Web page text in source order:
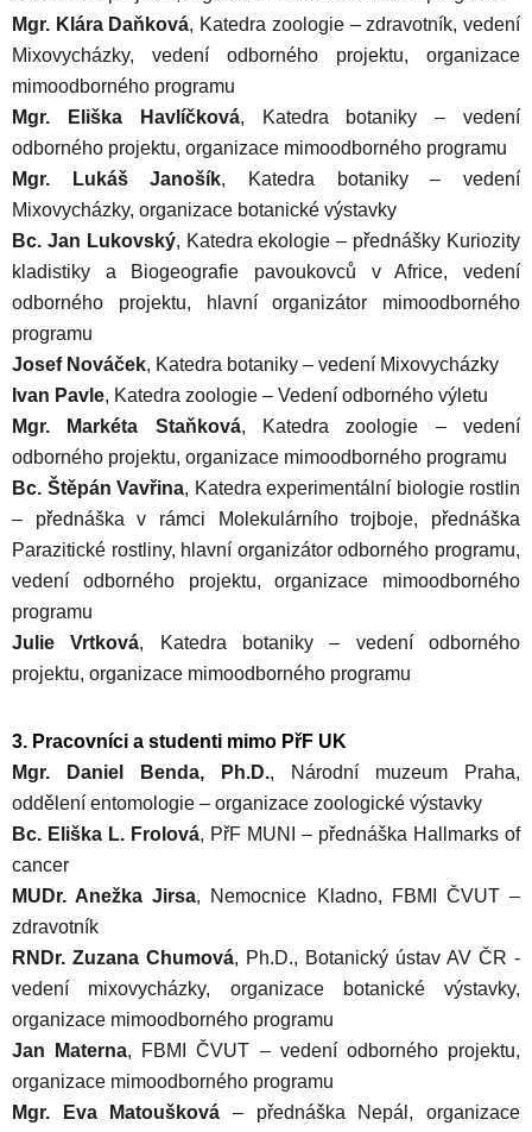
Mgr. Klára Daňková, Katedra zoologie – zdravotník, vedení
Mixovycházky, vedení odborného projektu, organizace
mimoodborného programu
Mgr. Eliška Havlíčková, Katedra botaniky – vedení
odborného projektu, organizace mimoodborného programu
Mgr. Lukáš Janošík, Katedra botaniky – vedení
Mixovycházky, organizace botanické výstavky
Bc. Jan Lukovský, Katedra ekologie – přednášky Kuriozity
kladistiky a Biogeografie pavoukovců v Africe, vedení
odborného projektu, hlavní organizátor mimoodborného
programu
Josef Nováček, Katedra botaniky – vedení Mixovycházky
Ivan Pavle, Katedra zoologie – Vedení odborného výletu
Mgr. Markéta Staňková, Katedra zoologie – vedení
odborného projektu, organizace mimoodborného programu
Bc. Štěpán Vavřina, Katedra experimentální biologie rostlin
– přednáška v rámci Molekulárního trojboje, přednáška
Parazitické rostliny, hlavní organizátor odborného programu,
vedení odborného projektu, organizace mimoodborného
programu
Julie Vrtková, Katedra botaniky – vedení odborného
projektu, organizace mimoodborného programu
3. Pracovníci a studenti mimo PřF UK
Mgr. Daniel Benda, Ph.D., Národní muzeum Praha,
oddělení entomologie – organizace zoologické výstavky
Bc. Eliška L. Frolová, PřF MUNI – přednáška Hallmarks of
cancer
MUDr. Anežka Jirsa, Nemocnice Kladno, FBMI ČVUT –
zdravotník
RNDr. Zuzana Chumová, Ph.D., Botanický ústav AV ČR -
vedení mixovycházky, organizace botanické výstavky,
organizace mimoodborného programu
Jan Materna, FBMI ČVUT – vedení odborného projektu,
organizace mimoodborného programu
Mgr. Eva Matoušková – přednáška Nepál, organizace